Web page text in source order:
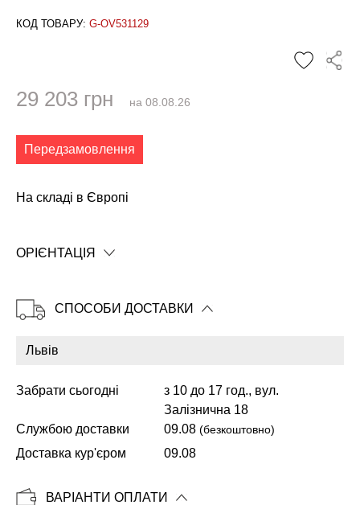
КОД ТОВАРУ: G-OV531129
✕
Копіювати
29 203 грн на 08.08.26
Передзамовлення
На складі в Європі
ОРІЄНТАЦІЯ
СПОСОБИ ДОСТАВКИ
Забрати сьогодні
з 10 до 17 год., вул.
Залізнична 18
Службою доставки
09.08 (безкоштовно)
Доставка кур'єром 09.08
ВАРІАНТИ ОПЛАТИ